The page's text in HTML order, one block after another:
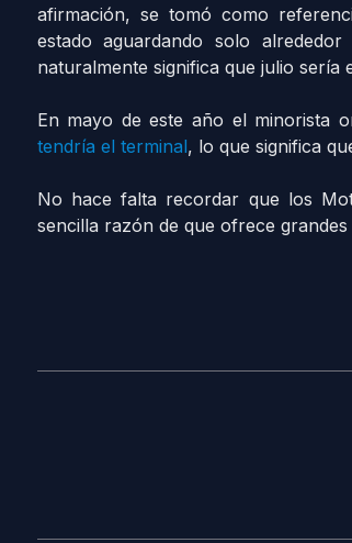
afirmación, se tomó como
estado aguardando solo
naturalmente significa que julio sería
En mayo de este año el minorista
tendría el terminal, lo que significa
No hace falta recordar que los
sencilla razón de que ofrece